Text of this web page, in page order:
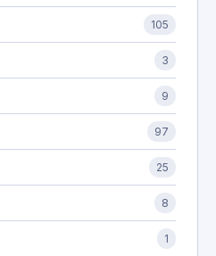
105
3
9
97
25
8
1